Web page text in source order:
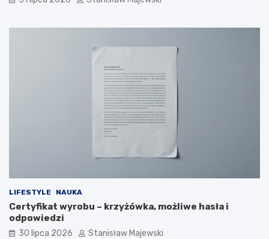
LIFESTYLE NAUKA
Certyfikat wyrobu – krzyżówka, możliwe hasła i
odpowiedzi
30 lipca 2026 Stanisław Majewski